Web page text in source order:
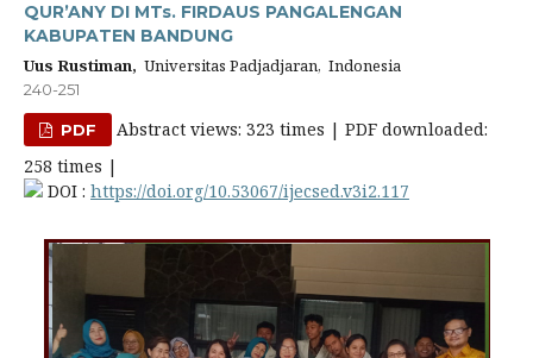
QUR’ANY DI MTs. FIRDAUS PANGALENGAN
KABUPATEN BANDUNG
Uus Rustiman, Universitas Padjadjaran, Indonesia
240-251
PDF
Abstract views: 323 times | PDF downloaded:
258 times |
DOI : https://doi.org/10.53067/ijecsed.v3i2.117